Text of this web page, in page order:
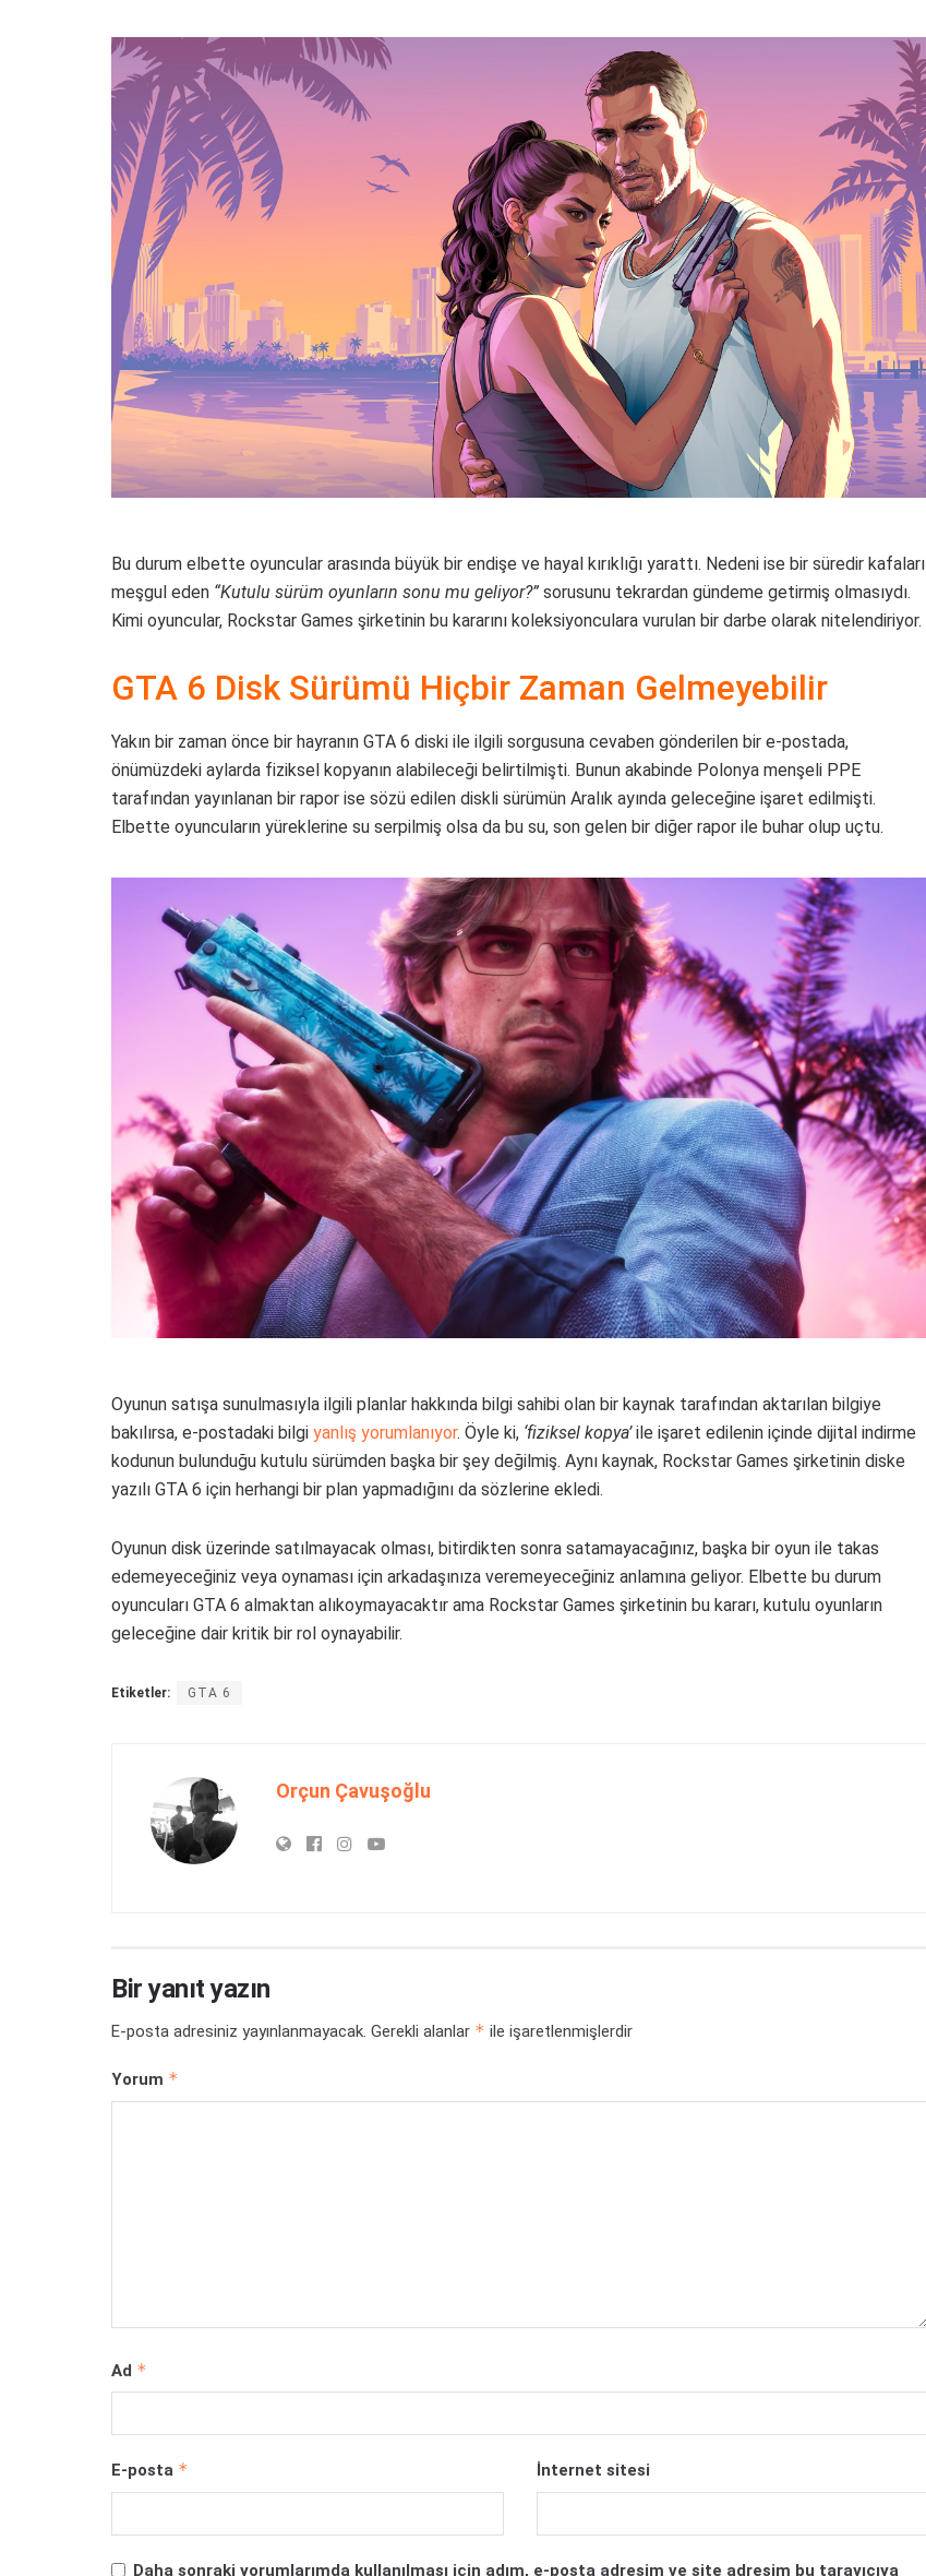
Bu durum elbette oyuncular arasında büyük bir endişe ve hayal kırıklığı yarattı. Nedeni ise bir süredir kafaları
meşgul eden “Kutulu sürüm oyunların sonu mu geliyor?” sorusunu tekrardan gündeme getirmiş olmasıydı.
Kimi oyuncular, Rockstar Games şirketinin bu kararını koleksiyonculara vurulan bir darbe olarak nitelendiriyor.
GTA 6 Disk Sürümü Hiçbir Zaman Gelmeyebilir
Yakın bir zaman önce bir hayranın GTA 6 diski ile ilgili sorgusuna cevaben gönderilen bir e-postada,
önümüzdeki aylarda fiziksel kopyanın alabileceği belirtilmişti. Bunun akabinde Polonya menşeli PPE
tarafından yayınlanan bir rapor ise sözü edilen diskli sürümün Aralık ayında geleceğine işaret edilmişti.
Elbette oyuncuların yüreklerine su serpilmiş olsa da bu su, son gelen bir diğer rapor ile buhar olup uçtu.
Oyunun satışa sunulmasıyla ilgili planlar hakkında bilgi sahibi olan bir kaynak tarafından aktarılan bilgiye
bakılırsa, e-postadaki bilgi yanlış yorumlanıyor. Öyle ki, ‘fiziksel kopya’ile işaret edilenin içinde dijital indirme
kodunun bulunduğu kutulu sürümden başka bir şey değilmiş. Aynı kaynak, Rockstar Games şirketinin diske
yazılı GTA 6 için herhangi bir plan yapmadığını da sözlerine ekledi.
Oyunun disk üzerinde satılmayacak olması, bitirdikten sonra satamayacağınız, başka bir oyun ile takas
edemeyeceğiniz veya oynaması için arkadaşınıza veremeyeceğiniz anlamına geliyor. Elbette bu durum
oyuncuları GTA 6 almaktan alıkoymayacaktır ama Rockstar Games şirketinin bu kararı, kutulu oyunların
geleceğine dair kritik bir rol oynayabilir.
Etiketler: GTA 6
Orçun Çavuşoğlu
Bir yanıt yazın
E-posta adresiniz yayınlanmayacak. Gerekli alanlar * ile işaretlenmişlerdir
Yorum *
Ad *
E-posta * İnternet sitesi
Daha sonraki yorumlarımda kullanılması için adım, e-posta adresim ve site adresim bu tarayıcıya